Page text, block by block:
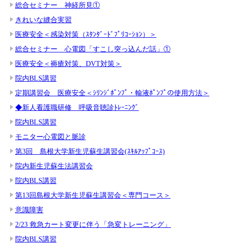
総合セミナー 神経所見①
きれいな縫合実習
医療安全＜感染対策（ｽﾀﾝﾀﾞｰﾄﾞﾌﾟﾘｺｰｼｮﾝ）＞
総合セミナー 心電図「すこし突っ込んだ話」①
医療安全＜褥瘡対策、DVT対策＞
院内BLS講習
定期講習会 医療安全＜ｼﾘﾝｼﾞﾎﾟﾝﾌﾟ・輸液ﾎﾟﾝﾌﾟの使用方法＞
◆新人看護職研修 呼吸音聴診ﾄﾚｰﾆﾝｸﾞ
院内BLS講習
モニター心電図と脈診
第3回 島根大学新生児蘇生講習会(ｽｷﾙｱｯﾌﾟｺｰｽ)
院内新生児蘇生法講習会
院内BLS講習
第13回島根大学新生児蘇生講習会＜専門コース＞
意識障害
2/23 救急カート変更に伴う「急変トレーニング」
院内BLS講習